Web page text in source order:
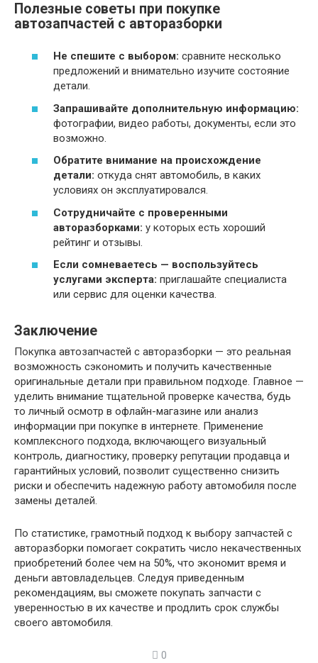
Полезные советы при покупке
автозапчастей с авторазборки
Не спешите с выбором: сравните несколько
предложений и внимательно изучите состояние
детали.
Запрашивайте дополнительную информацию:
фотографии, видео работы, документы, если это
возможно.
Обратите внимание на происхождение
детали: откуда снят автомобиль, в каких
условиях он эксплуатировался.
Сотрудничайте с проверенными
авторазборками: у которых есть хороший
рейтинг и отзывы.
Если сомневаетесь — воспользуйтесь
услугами эксперта: приглашайте специалиста
или сервис для оценки качества.
Заключение
Покупка автозапчастей с авторазборки — это реальная
возможность сэкономить и получить качественные
оригинальные детали при правильном подходе. Главное —
уделить внимание тщательной проверке качества, будь
то личный осмотр в офлайн-магазине или анализ
информации при покупке в интернете. Применение
комплексного подхода, включающего визуальный
контроль, диагностику, проверку репутации продавца и
гарантийных условий, позволит существенно снизить
риски и обеспечить надежную работу автомобиля после
замены деталей.
По статистике, грамотный подход к выбору запчастей с
авторазборки помогает сократить число некачественных
приобретений более чем на 50%, что экономит время и
деньги автовладельцев. Следуя приведенным
рекомендациям, вы сможете покупать запчасти с
уверенностью в их качестве и продлить срок службы
своего автомобиля.
0